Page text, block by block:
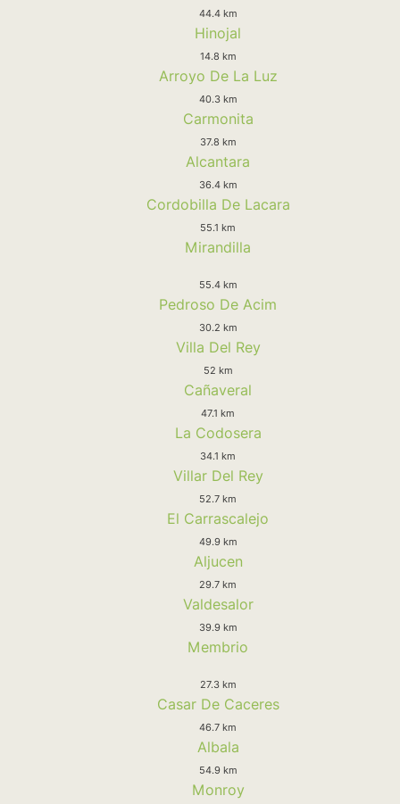
44.4 km
Hinojal
14.8 km
Arroyo De La Luz
40.3 km
Carmonita
37.8 km
Alcantara
36.4 km
Cordobilla De Lacara
55.1 km
Mirandilla
55.4 km
Pedroso De Acim
30.2 km
Villa Del Rey
52 km
Cañaveral
47.1 km
La Codosera
34.1 km
Villar Del Rey
52.7 km
El Carrascalejo
49.9 km
Aljucen
29.7 km
Valdesalor
39.9 km
Membrio
27.3 km
Casar De Caceres
46.7 km
Albala
54.9 km
Monroy